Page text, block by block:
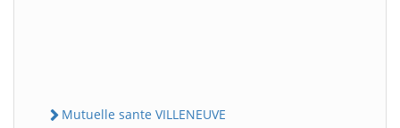
Mutuelle sante VILLENEUVE